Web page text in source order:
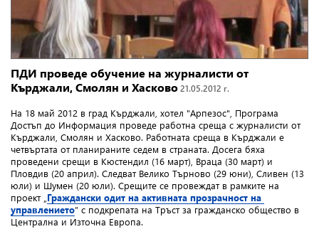
ПДИ проведе обучение на журналисти от
Кърджали, Смолян и Хасково 21.05.2012 г.
На 18 май 2012 в град Кърджали, хотел "Арпезос", Програма
Достъп до Информация проведе работна среща с журналисти от
Кърджали, Смолян и Хасково. Работната среща в Кърджали е
четвъртата от планираните седем в страната. Досега бяха
проведени срещи в Кюстендил (16 март), Враца (30 март) и
Пловдив (20 април). Следват Велико Търново (29 юни), Сливен (13
юли) и Шумен (20 юли). Срещите се провеждат в рамките на
проект „ Граждански одит на активната прозрачност на
управлението” с подкрепата на Тръст за гражданско общество в
Централна и Източна Европа.